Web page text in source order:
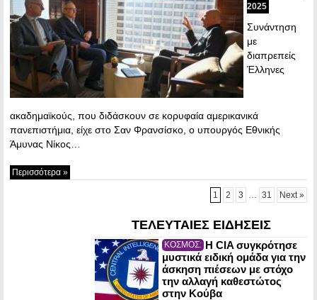
2025
Συνάντηση
με
διαπρεπείς
Έλληνες
ακαδημαϊκούς, που διδάσκουν σε κορυφαία αμερικανικά
πανεπιστήμια, είχε στο Σαν Φρανσίσκο, ο υπουργός Εθνικής
Άμυνας Νίκος…
Περισσότερα »
1 2 3 31 Next »
ΤΕΛΕΥΤΑΙΕΣ ΕΙΔΗΣΕΙΣ
ΚΟΣΜΟΣ: Η CIA συγκρότησε
μυστικά ειδική ομάδα για την
άσκηση πιέσεων με στόχο
την αλλαγή καθεστώτος
στην Κούβα